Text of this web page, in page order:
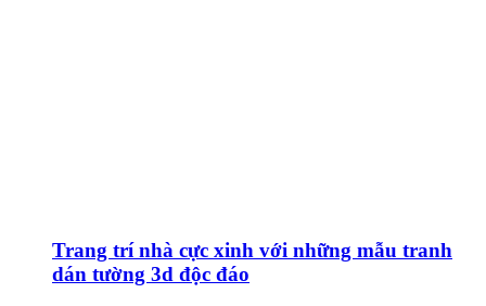
Trang trí nhà cực xinh với những mẫu tranh
dán tường 3d độc đáo